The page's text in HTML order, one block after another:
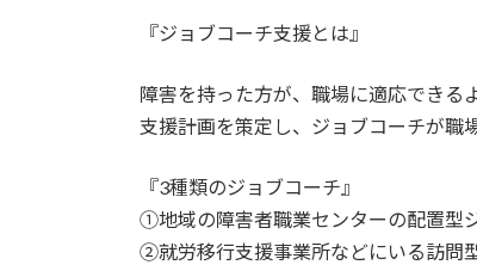
『ジョブコーチ支援とは』
障害を持った方が、職場に適応できる
支援計画を策定し、ジョブコーチが職
『3種類のジョブコーチ』
①地域の障害者職業センターの配置型
②就労移行支援事業所などにいる訪問